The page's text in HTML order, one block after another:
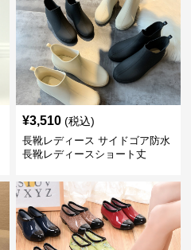
¥3,510 (税込)
長靴レディース サイドゴア防水
長靴レディースショート丈